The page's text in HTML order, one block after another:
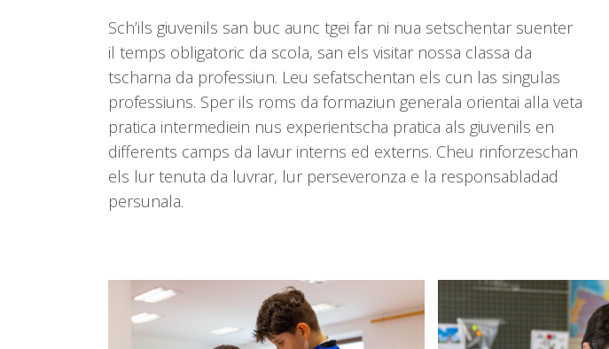
Sch’ils giuvenils san buc aunc tgei far ni nua setschentar suenter
il temps obligatoric da scola, san els visitar nossa classa da
tscharna da professiun. Leu sefatschentan els cun las singulas
professiuns. Sper ils roms da formaziun generala orientai alla veta
pratica intermediein nus experientscha pratica als giuvenils en
differents camps da lavur interns ed externs. Cheu rinforzeschan
els lur tenuta da luvrar, lur perseveronza e la responsabladad
persunala.
Use